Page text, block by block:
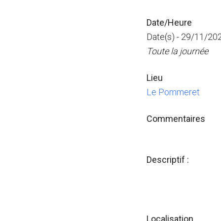
Date/Heure
Date(s) - 29/11/
Toute la journée
Lieu
Le Pommeret
Commentaires
Descriptif :
Localisation